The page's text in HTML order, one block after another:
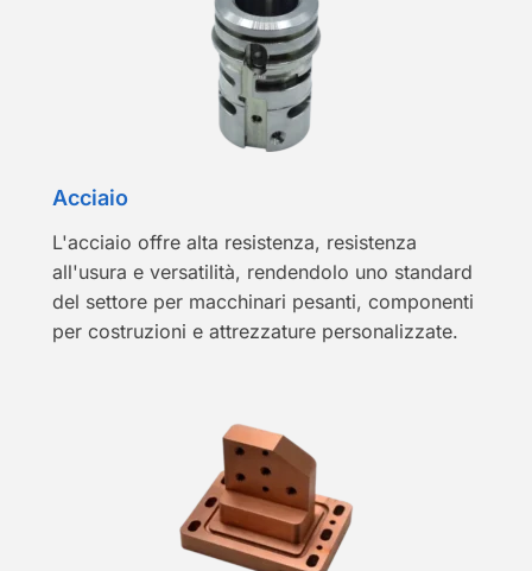
Acciaio
L'acciaio offre alta resistenza, resistenza
all'usura e versatilità, rendendolo uno standard
del settore per macchinari pesanti, componenti
per costruzioni e attrezzature personalizzate.